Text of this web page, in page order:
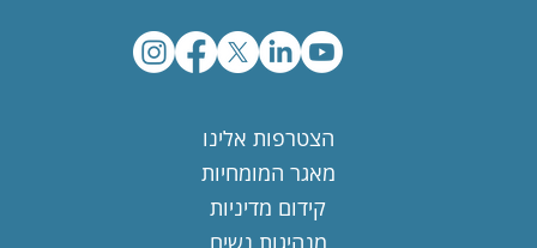
הצטרפות אלינו
מאגר המומחיות
קידום מדיניות